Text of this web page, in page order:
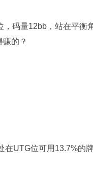
，码量12bb，站在平衡
的？
在UTG位可用13.7%的